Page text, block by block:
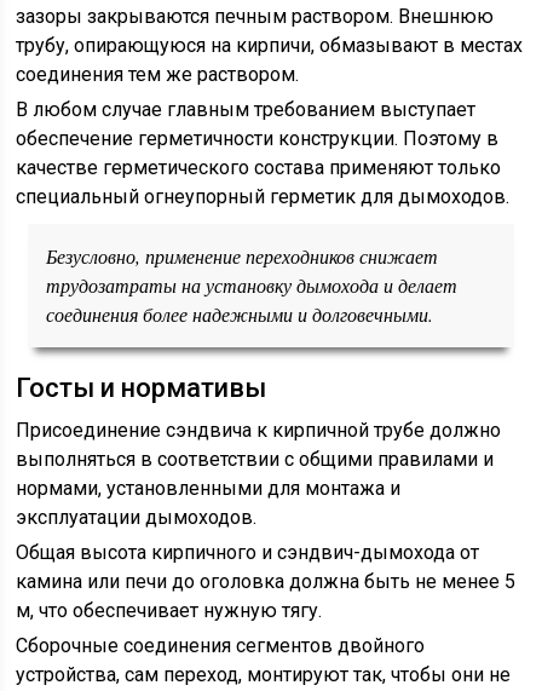
зазоры закрываются печным раствором. Внешнюю
трубу, опирающуюся на кирпичи, обмазывают в местах
соединения тем же раствором.
В любом случае главным требованием выступает
обеспечение герметичности конструкции. Поэтому в
качестве герметического состава применяют только
специальный огнеупорный герметик для дымоходов.
Безусловно, применение переходников снижает
трудозатраты на установку дымохода и делает
соединения более надежными и долговечными.
Госты и нормативы
Присоединение сэндвича к кирпичной трубе должно
выполняться в соответствии с общими правилами и
нормами, установленными для монтажа и
эксплуатации дымоходов.
Общая высота кирпичного и сэндвич-дымохода от
камина или печи до оголовка должна быть не менее 5
м, что обеспечивает нужную тягу.
Сборочные соединения сегментов двойного
устройства, сам переход, монтируют так, чтобы они не